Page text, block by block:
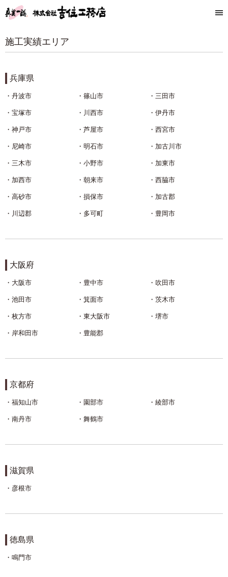
施工実績エリア
兵庫県
丹波市 篠山市 三田市
宝塚市 川西市 伊丹市
神戸市 芦屋市 西宮市
尼崎市 明石市 加古川市
三木市 小野市 加東市
加西市 朝来市 西脇市
高砂市 損保市 加古郡
川辺郡 多可町 豊岡市
大阪府
大阪市 豊中市 吹田市
池田市 箕面市 茨木市
枚方市 東大阪市 堺市
岸和田市 豊能郡
京都府
福知山市 園部市 綾部市
南丹市 舞鶴市
滋賀県
彦根市
徳島県
鳴門市